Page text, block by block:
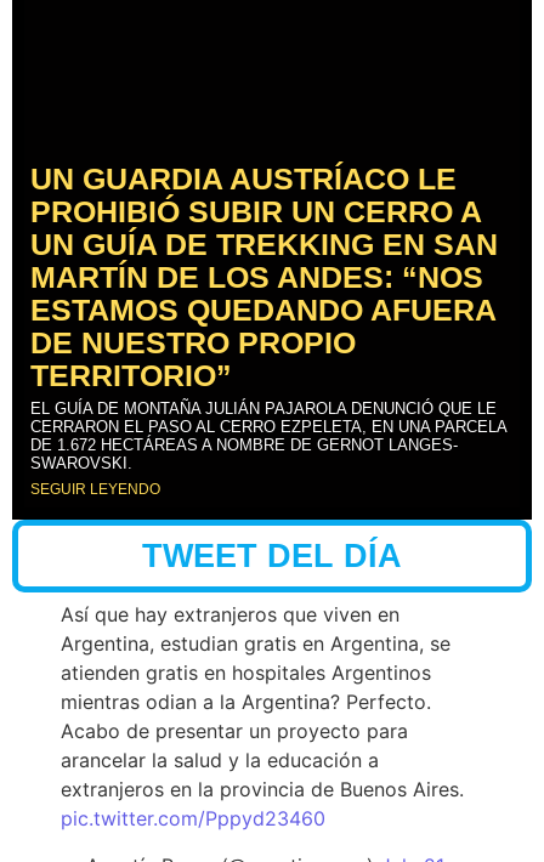
UN GUARDIA AUSTRÍACO LE
PROHIBIÓ SUBIR UN CERRO A
UN GUÍA DE TREKKING EN SAN
MARTÍN DE LOS ANDES: “NOS
ESTAMOS QUEDANDO AFUERA
DE NUESTRO PROPIO
TERRITORIO”
EL GUÍA DE MONTAÑA JULIÁN PAJAROLA DENUNCIÓ QUE LE
CERRARON EL PASO AL CERRO EZPELETA, EN UNA PARCELA
DE 1.672 HECTÁREAS A NOMBRE DE GERNOT LANGES-
SWAROVSKI.
SEGUIR LEYENDO
TWEET DEL DÍA
Así que hay extranjeros que viven en
Argentina, estudian gratis en Argentina, se
atienden gratis en hospitales Argentinos
mientras odian a la Argentina? Perfecto.
Acabo de presentar un proyecto para
arancelar la salud y la educación a
extranjeros en la provincia de Buenos Aires.
pic.twitter.com/Pppyd23460